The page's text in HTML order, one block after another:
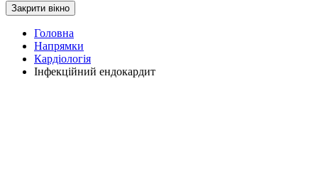
Закрити вікно
Головна
Напрямки
Кардіологія
Інфекційний ендокардит